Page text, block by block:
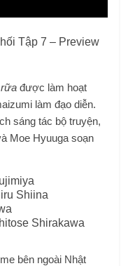
Tập 7 – Preview
rữađược làm hoạt
làm đạo diễn.
sáng tác bộ truyện,
Moe Hyuuga soạn
Shiina
Shirakawa
bên ngoài Nhật